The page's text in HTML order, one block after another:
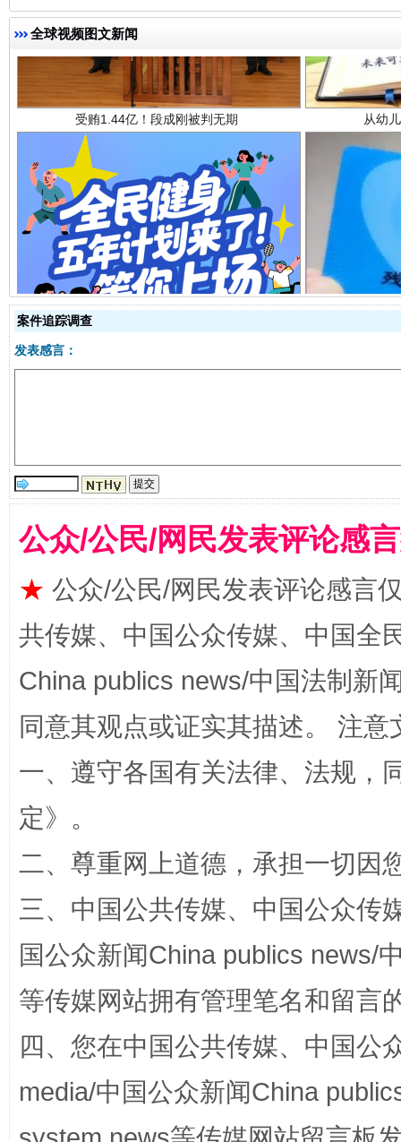
全球视频图文新闻
受贿1.44亿！段成刚被判无期 从幼
全民健身五年计划来了！等你上场
阿坝州三大球赛在茂县开幕
国家大学科技园优化重塑工作
扯下公款旅游的“隐身衣” 如何以
案件追踪调查
发表感言：
公众/公民/网民发表评论感
★ 公众/公民/网民发表评论感言
共传媒、中国公众传媒、中国全
China publics news/中国法制新
同意其观点或证实其描述。 注
一、遵守各国有关法律、法规，
定》。
二、尊重网上道德，承担一切因
三、中国公共传媒、中国公众传
国公众新闻China publics news/
等传媒网站拥有管理笔名和留言
四、您在中国公共传媒、中国公
media/中国公众新闻China